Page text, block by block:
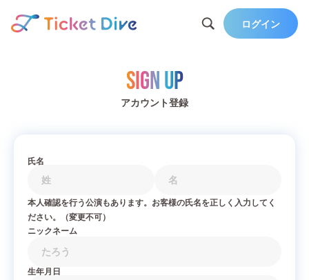
ログイン
Sign Up
アカウント登録
氏名
本人確認を行う公演もあります。お客様の氏名を正しく入力してく
ださい。（変更不可）
ニックネーム
生年月日